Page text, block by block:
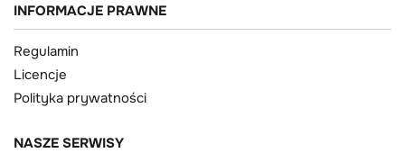
INFORMACJE PRAWNE
Regulamin
Licencje
Polityka prywatności
NASZE SERWISY